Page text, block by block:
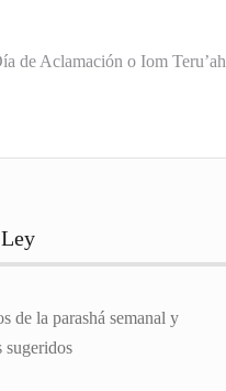
de Aclamación o Iom Teru’ah
de la parashá semanal y
sugeridos